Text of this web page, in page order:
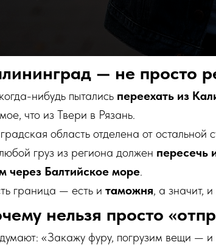
— не просто
нибудь пытались переехать из
что из Твери в Рязань.
область отделена от остальной
груз из региона должен пересечь
через Балтийское море.
граница — есть и таможня, а значит,
нельзя просто
«Закажу фуру, погрузим вещи — и